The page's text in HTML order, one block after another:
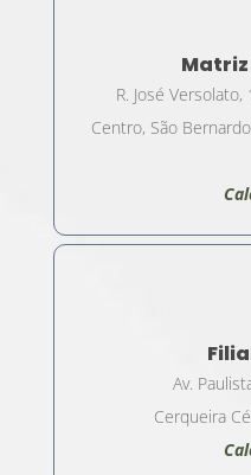
Matriz
R. José
Centro, São
Av.
Cerqueira